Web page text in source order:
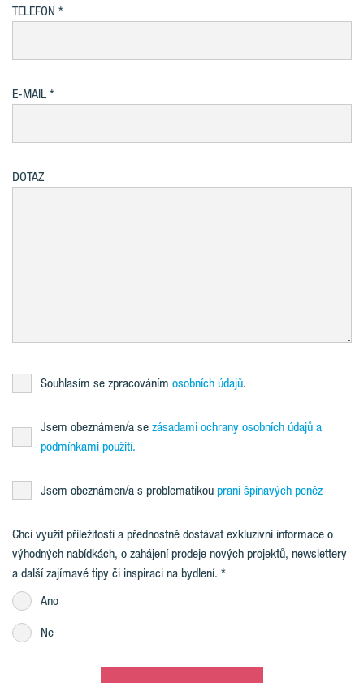
TELEFON
E-MAIL
DOTAZ
Souhlasím se zpracováním osobních údajů.
Jsem obeznámen/a se zásadami ochrany osobních údajů a
podmínkami použití.
Jsem obeznámen/a s problematikou praní špinavých peněz
Chci využít příležitosti a přednostně dostávat exkluzivní informace o
výhodných nabídkách, o zahájení prodeje nových projektů, newslettery
a další zajímavé tipy či inspiraci na bydlení.
Ano
Ne